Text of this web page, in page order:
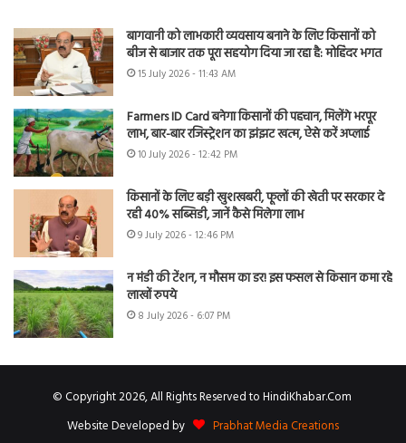
बागवानी को लाभकारी व्यवसाय बनाने के लिए किसानों को
बीज से बाजार तक पूरा सहयोग दिया जा रहा है: मोहिंदर भगत
15 July 2026 - 11:43 AM
Farmers ID Card बनेगा किसानों की पहचान, मिलेंगे भरपूर
लाभ, बार-बार रजिस्ट्रेशन का झंझट खत्म, ऐसे करें अप्लाई
10 July 2026 - 12:42 PM
किसानों के लिए बड़ी खुशखबरी, फूलों की खेती पर सरकार दे
रही 40% सब्सिडी, जानें कैसे मिलेगा लाभ
9 July 2026 - 12:46 PM
न मंडी की टेंशन, न मौसम का डर! इस फसल से किसान कमा रहे
लाखों रुपये
8 July 2026 - 6:07 PM
© Copyright 2026, All Rights Reserved to HindiKhabar.Com
Website Developed by
Prabhat Media Creations